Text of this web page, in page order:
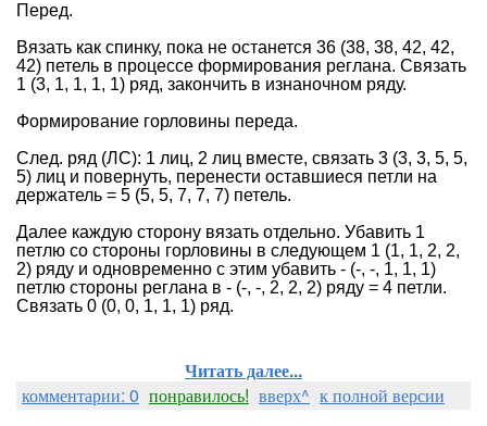
Перед.
Вязать как спинку, пока не останется 36 (38, 38, 42, 42,
42) петель в процессе формирования реглана. Связать
1 (3, 1, 1, 1, 1) ряд, закончить в изнаночном ряду.
Формирование горловины переда.
След. ряд (ЛС): 1 лиц, 2 лиц вместе, связать 3 (3, 3, 5, 5,
5) лиц и повернуть, перенести оставшиеся петли на
держатель = 5 (5, 5, 7, 7, 7) петель.
Далее каждую сторону вязать отдельно. Убавить 1
петлю со стороны горловины в следующем 1 (1, 1, 2, 2,
2) ряду и одновременно с этим убавить - (-, -, 1, 1, 1)
петлю стороны реглана в - (-, -, 2, 2, 2) ряду = 4 петли.
Связать 0 (0, 0, 1, 1, 1) ряд.
Читать далее...
комментарии: 0 понравилось! вверх^ к полной версии